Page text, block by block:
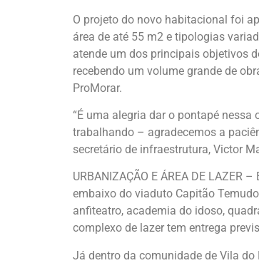
O projeto do novo habitacional foi
área de até 55 m2 e tipologias
atende um dos principais objetivos
recebendo um volume grande de
ProMorar.
“É uma alegria dar o pontapé
trabalhando – agradecemos a
secretário de infraestrutura, Victor
URBANIZAÇÃO E ÁREA DE
embaixo do viaduto Capitão
anfiteatro, academia do idoso,
complexo de lazer tem entrega
Já dentro da comunidade de Vila